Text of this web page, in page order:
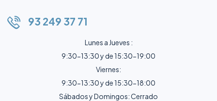
93 249 37 71
Lunes a Jueves :
9:30-13:30 y de 15:30-19:00
Viernes:
9:30-13:30 y de 15:30-18:00
Sábados y Domingos: Cerrado